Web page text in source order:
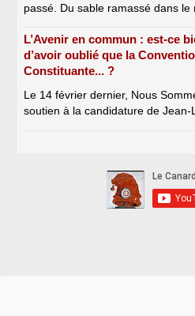
passé. Du sable ramassé dans
L’Avenir en commun : est-ce
d’avoir oublié que la
Constituante... ?
Le 14 février dernier, Nous
soutien à la candidature de